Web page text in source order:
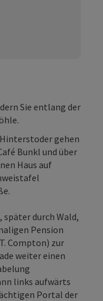
Sie entlang der
gehen
Bunkl und über
Haus auf
später durch Wald,
Pension
Compton) zur
weiter einen
links aufwärts
Portal der